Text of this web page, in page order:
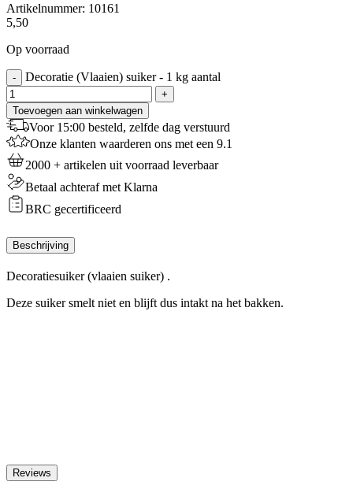
Artikelnummer: 10161
5,50
Op voorraad
- Decoratie (Vlaaien) suiker - 1 kg aantal
+
Toevoegen aan winkelwagen
Voor 15:00 besteld, zelfde dag verstuurd
Onze klanten waarderen ons met een 9.1
2000 + artikelen uit voorraad leverbaar
Betaal achteraf met Klarna
BRC gecertificeerd
Beschrijving
Decoratiesuiker (vlaaien suiker) .
Deze suiker smelt niet en blijft dus intakt na het bakken.
Reviews